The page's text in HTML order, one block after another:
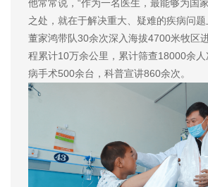
他常常说，“作为一名医生，最能够为国
之处，就在于解决重大、疑难的疾病问题
董家鸿带队30余次深入海拔4700米牧区
程累计10万余公里，累计筛查18000余
病手术500余台，科普宣讲860余次。